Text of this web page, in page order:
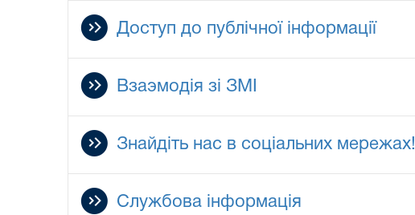
Доступ до публічної інформації
Взаэмодія зі ЗМІ
Знайдіть нас в соціальних мережах!
Службова інформація